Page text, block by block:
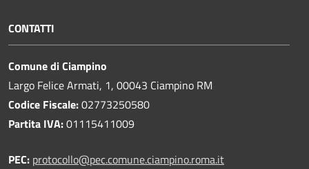
CONTATTI
Comune di Ciampino
Largo Felice Armati, 1, 00043 Ciampino RM
Codice Fiscale:02773250580
Partita IVA:01115411009
PEC: protocollo@pec.comune.ciampino.roma.it